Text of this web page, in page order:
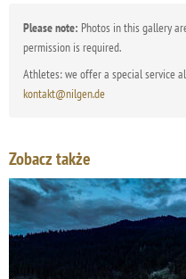
Please note: Photos in this gallery
permission is required.
Athletes: we offer a special service
kontakt@nilgen.de
Zobacz także